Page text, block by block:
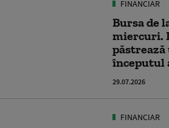
FINANCIAR
Bursa de
miercuri.
păstrează
începutul
29.07.2026
FINANCIAR